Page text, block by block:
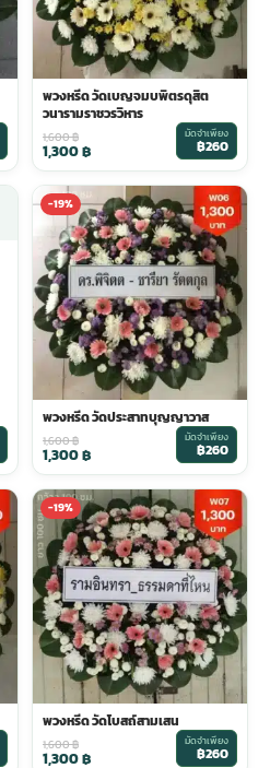
พวงหรีด วัดเบญจมบพิตรดุสิต
วนารามราชวรวิหาร
1,600฿
1,300฿
มัดจำเพียง
฿260
-19%
พวงหรีด วัดประสาทบุญญาวาส
1,600฿
1,300฿
มัดจำเพียง
฿260
-19%
พวงหรีด วัดโบสถ์สามเสน
1,600฿
1,300฿
มัดจำเพียง
฿260